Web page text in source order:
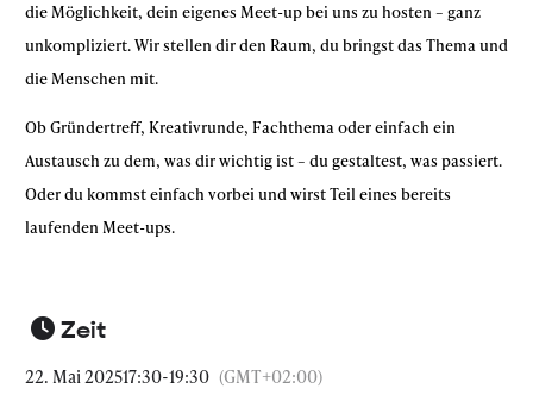
die Möglichkeit, dein eigenes Meet-up bei uns zu hosten – ganz
unkompliziert. Wir stellen dir den Raum, du bringst das Thema und
die Menschen mit.
Ob Gründertreff, Kreativrunde, Fachthema oder einfach ein
Austausch zu dem, was dir wichtig ist – du gestaltest, was passiert.
Oder du kommst einfach vorbei und wirst Teil eines bereits
laufenden Meet-ups.
Zeit
22. Mai 202517:30-19:30 (GMT+02:00)